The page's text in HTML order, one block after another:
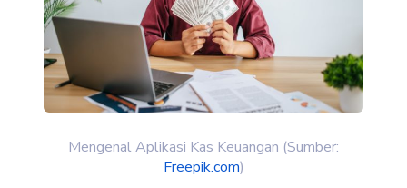
Mengenal Aplikasi Kas Keuangan (Sumber:
Freepik.com)